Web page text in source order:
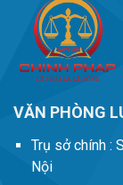
VĂN PHÒNG
Trụ sở chính :
Nội